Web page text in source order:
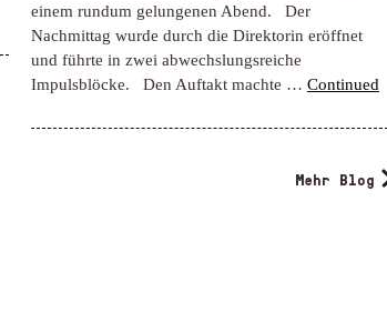
einem rundum gelungenen Abend. Der
Nachmittag wurde durch die Direktorin eröffnet
und führte in zwei abwechslungsreiche
Impulsblöcke. Den Auftakt machte … Continued
Mehr Blog